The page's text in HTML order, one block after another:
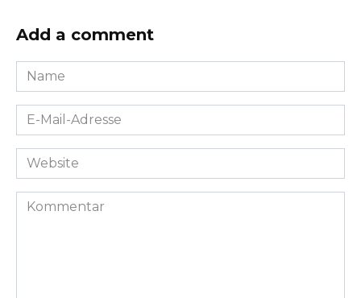
Add a comment
Name
*
E-
Mail-
Adresse
Website
Kommentar